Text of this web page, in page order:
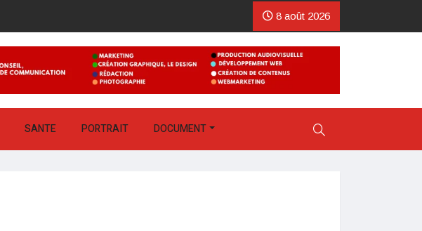
8 août 2026
SANTE PORTRAIT DOCUMENT